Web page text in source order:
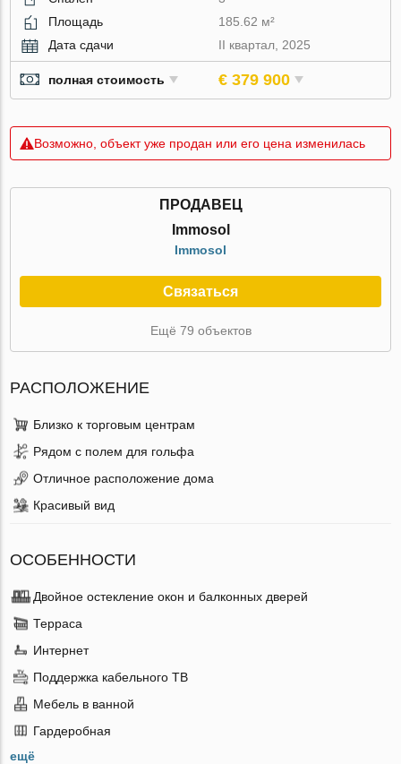
Площадь
185.62 м²
Дата сдачи
II квартал, 2025
полная стоимость € 379 900
Возможно, объект уже продан или его цена изменилась
ПРОДАВЕЦ
Immosol
Immosol
Связаться
Ещё 79 объектов
РАСПОЛОЖЕНИЕ
Близко к торговым центрам
Рядом с полем для гольфа
Отличное расположение дома
Красивый вид
ОСОБЕННОСТИ
Двойное остекление окон и балконных дверей
Терраса
Интернет
Поддержка кабельного ТВ
Мебель в ванной
Гардеробная
ещё